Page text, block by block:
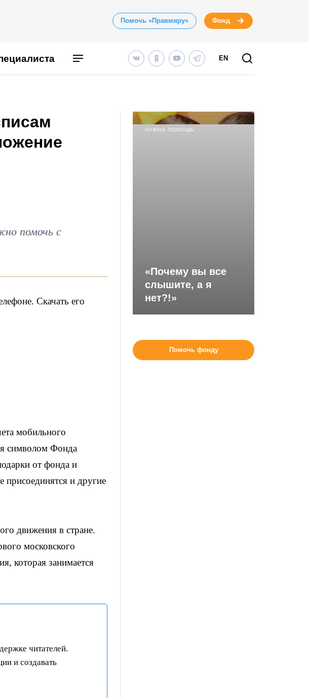
Помочь «Правмиру» Фонд
EN
помочь с
Скачать его
мобильного
символом Фонда
от фонда и
и другие
движения в стране.
московского
которая занимается
читателей.
и создавать
НУЖНА ПОМОЩЬ
«Почему вы все
слышите, а я
нет?!»
Помочь фонду